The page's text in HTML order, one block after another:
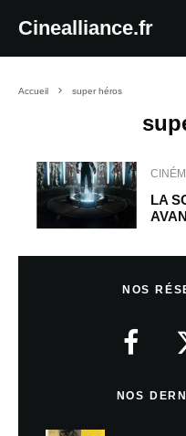
Cinealliance.fr
Accueil super héros
LA
NOS
NOS